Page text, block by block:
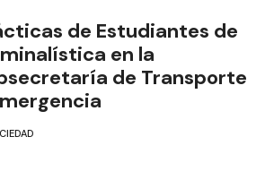
de Estudiantes de
en la
de Transporte